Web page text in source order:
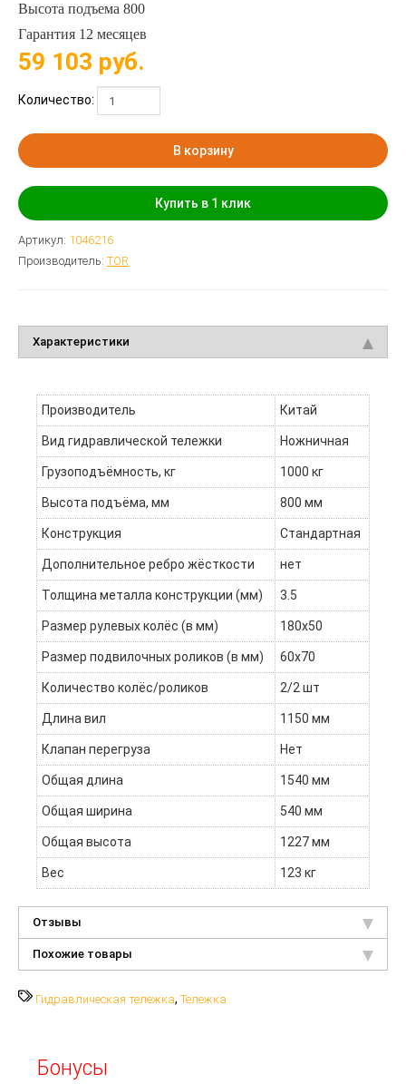
Высота подъема 800
Гарантия 12 месяцев
59 103 руб.
Количество:
В корзину
Купить в 1 клик
Артикул: 1046216
Производитель: TOR
Характеристики
Производитель Китай
Вид гидравлической тележки Ножничная
Грузоподъёмность, кг 1000 кг
Высота подъёма, мм 800 мм
Конструкция Стандартная
Дополнительное ребро жёсткости нет
Толщина металла конструкции (мм) 3.5
Размер рулевых колёс (в мм) 180х50
Размер подвилочных роликов (в мм) 60х70
Количество колёс/роликов 2/2 шт
Длина вил 1150 мм
Клапан перегруза Нет
Общая длина 1540 мм
Общая ширина 540 мм
Общая высота 1227 мм
Вес 123 кг
Отзывы
Похожие товары
Гидравлическая тележка, Тележка
Бонусы